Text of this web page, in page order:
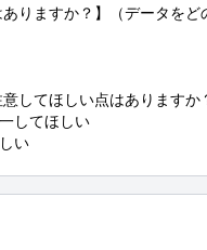
りますか？】（データをど
してほしい点はありますか
してほしい
い